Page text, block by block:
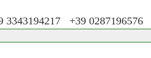
Mese
3343194217 +39